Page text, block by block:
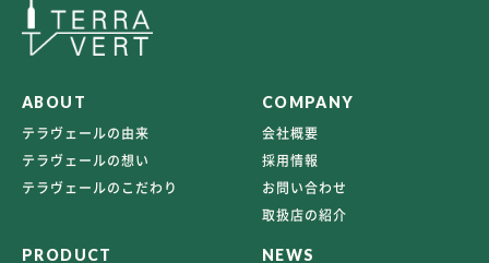
ABOUT
テラヴェールの由来
テラヴェールの想い
テラヴェールのこだわり
COMPANY
会社概要
採用情報
お問い合わせ
取扱店の紹介
PRODUCT NEWS